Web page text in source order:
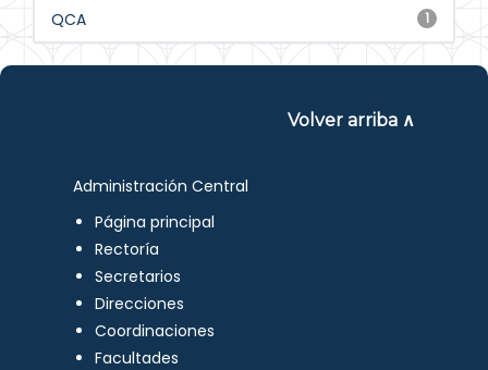
1
QCA
Volver arriba ∧
Administración Central
Página principal
Rectoría
Secretarios
Direcciones
Coordinaciones
Facultades